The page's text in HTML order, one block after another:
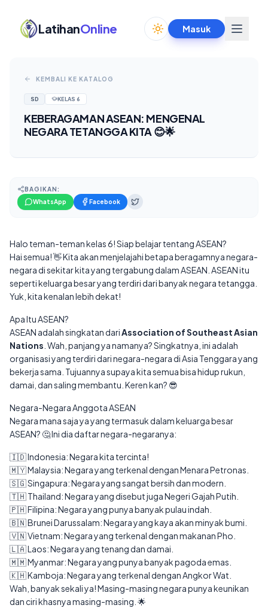
LatihanOnline Toggle theme
Masuk
KEMBALI KE KATALOG
SD KELAS6
KEBERAGAMAN ASEAN: MENGENAL
NEGARA TETANGGA KITA 😊🌟
BAGIKAN:
WhatsApp
Facebook
Halo teman-teman kelas 6! Siap belajar tentang ASEAN?
Hai semua! 👋 Kita akan menjelajahi betapa beragamnya negara-
negara di sekitar kita yang tergabung dalam ASEAN. ASEAN itu
seperti keluarga besar yang terdiri dari banyak negara tetangga.
Yuk, kita kenalan lebih dekat!
Apa Itu ASEAN?
ASEAN adalah singkatan dari Association of Southeast Asian
Nations . Wah, panjang ya namanya? Singkatnya, ini adalah
organisasi yang terdiri dari negara-negara di Asia Tenggara yang
bekerja sama. Tujuannya supaya kita semua bisa hidup rukun,
damai, dan saling membantu. Keren kan? 😎
Negara-Negara Anggota ASEAN
Negara mana saja ya yang termasuk dalam keluarga besar
ASEAN? 🤔 Ini dia daftar negara-negaranya:
🇮🇩 Indonesia: Negara kita tercinta!
🇲🇾 Malaysia: Negara yang terkenal dengan Menara Petronas.
🇸🇬 Singapura: Negara yang sangat bersih dan modern.
🇹🇭 Thailand: Negara yang disebut juga Negeri Gajah Putih.
🇵🇭 Filipina: Negara yang punya banyak pulau indah.
🇧🇳 Brunei Darussalam: Negara yang kaya akan minyak bumi.
🇻🇳 Vietnam: Negara yang terkenal dengan makanan Pho.
🇱🇦 Laos: Negara yang tenang dan damai.
🇲🇲 Myanmar: Negara yang punya banyak pagoda emas.
🇰🇭 Kamboja: Negara yang terkenal dengan Angkor Wat.
Wah, banyak sekali ya! Masing-masing negara punya keunikan
dan ciri khasnya masing-masing. 🌟